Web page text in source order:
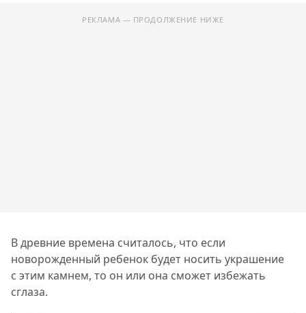
РЕКЛАМА — ПРОДОЛЖЕНИЕ НИЖЕ
В древние времена считалось, что если
новорожденный ребенок будет носить украшение
с этим камнем, то он или она сможет избежать
сглаза.